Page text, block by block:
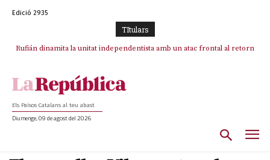
Edició 2935
TItulars
Rufián dinamita la unitat independentista amb un atac frontal al retorn
Puigdemont reivindica la transparència del seu retorn i manté el pols
Els Països Catalans al teu abast
Diumenge, 09 de agost del 2026